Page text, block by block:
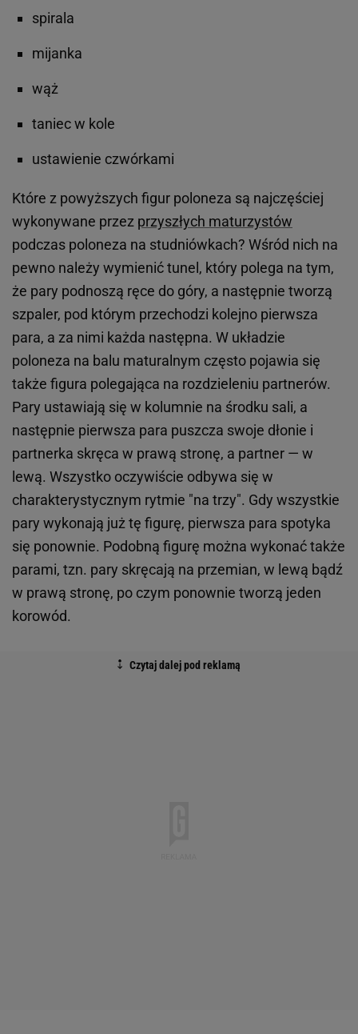
spirala
mijanka
wąż
taniec w kole
ustawienie czwórkami
Które z powyższych figur poloneza są najczęściej
wykonywane przez przyszłych maturzystów
podczas poloneza na studniówkach? Wśród nich na
pewno należy wymienić tunel, który polega na tym,
że pary podnoszą ręce do góry, a następnie tworzą
szpaler, pod którym przechodzi kolejno pierwsza
para, a za nimi każda następna. W układzie
poloneza na balu maturalnym często pojawia się
także figura polegająca na rozdzieleniu partnerów.
Pary ustawiają się w kolumnie na środku sali, a
następnie pierwsza para puszcza swoje dłonie i
partnerka skręca w prawą stronę, a partner — w
lewą. Wszystko oczywiście odbywa się w
charakterystycznym rytmie "na trzy". Gdy wszystkie
pary wykonają już tę figurę, pierwsza para spotyka
się ponownie. Podobną figurę można wykonać także
parami, tzn. pary skręcają na przemian, w lewą bądź
w prawą stronę, po czym ponownie tworzą jeden
korowód.